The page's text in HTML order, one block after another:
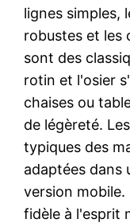
lignes simples,
robustes et les
sont des
rotin et l'osier
chaises ou
de légèreté.
typiques des
adaptées dans
version
fidèle à l'esprit